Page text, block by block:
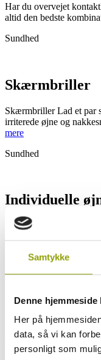
Samtykke
Denne
Her på
data, så vi kan
personligt som
Har du overvejet
altid den bedste
Sundhed
Skærmbriller
Skærmbriller Lad et par
irriterede øjne og
mere
Sundhed
Individuelle
Individuelle øjne Ingen
Sundhed
Synsbedrag
Synsbedrag Trækninger
er øjnenes måde at